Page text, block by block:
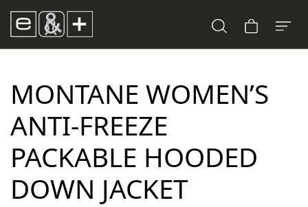
MONTANE WOMEN’S
ANTI-FREEZE
PACKABLE HOODED
DOWN JACKET